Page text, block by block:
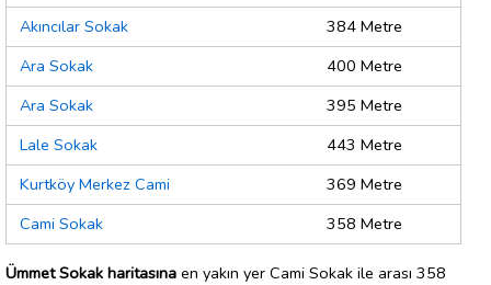
Akıncılar Sokak
384 Metre
Ara Sokak
400 Metre
Ara Sokak
395 Metre
Lale Sokak
443 Metre
Kurtköy Merkez Cami
369 Metre
Cami Sokak
358 Metre
Ümmet Sokak haritasına en yakın yer Cami Sokak ile arası 358